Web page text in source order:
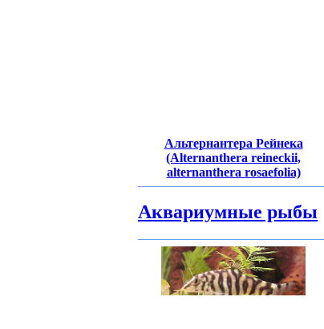
Альтернантера Рейнека
(Alternanthera reineckii,
alternanthera rosaefolia)
Аквариумные рыбы